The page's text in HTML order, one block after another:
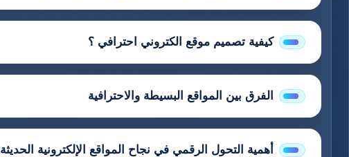
كيفية تصميم موقع الكتروني احترافي ؟
الفرق بين المواقع البسيطة والاحترافية
أهمية التحول الرقمي في نجاح المواقع الإلكترونية الحديثة